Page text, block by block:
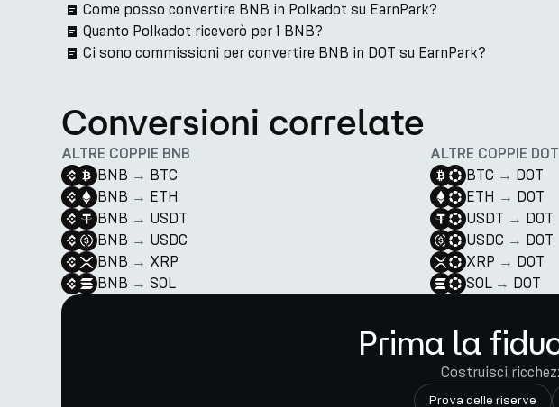
Come posso convertire BNB in Polkadot su EarnPark?
Quanto Polkadot riceverò per 1 BNB?
Ci sono commissioni per convertire BNB in DOT su EarnPark?
Conversioni correlate
ALTRE COPPIE BNB
BNB → BTC
BNB → ETH
BNB → USDT
BNB → USDC
BNB → XRP
BNB → SOL
ALTRE COPPIE DOT
BTC → DOT
ETH → DOT
USDT → DOT
USDC → DOT
XRP → DOT
SOL → DOT
Prima la
Costruisci
Prova delle riserve